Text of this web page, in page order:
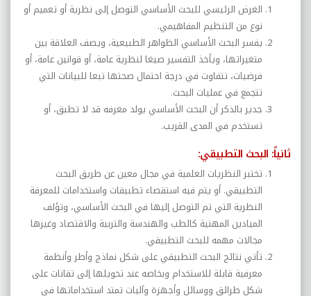
الغرض الرئيسي للبحث الأساسي التوصل إلى نظرية أو تعميم أو
نوع من التنظيم المفاهيمي.
يفسر البحث الأساسي الظواهر الطبيعية، ويصف العلاقة بين
متغيراتها، ويأخذ التفسير صيغا لنظرية عامة، أو قوانين عامة، أو
فرضيات، تتفاوت في درجة احتمال صحتها تبعا للبيانات التي
تتجمع في عمليات البحث.
جدير بالذكر أن البحث الأساسي يولد معرفه قد لا تطبق، أو
تستخدم في المدى القريب.
ثانياً: البحث التطبيقي:
تختبر النظريات العلمية في مجال معين عن طريق البحث
التطبيقي.أو يتم فيه استقصاء تطبيقات واستخدامات للمعرفة
النظرية التي تم التوصل إليها في البحث الأساسي، وتؤلف
الميادين المهنية كالطب والهندسة والتربية والاقتصاد وغيرها
مجالات مهمه للبحث التطبيقي.
تأتي نتائج البحث التطبيقي على شكل نماذج وأطر وأنظمة
معرفية قابلة للاستخدام وبخاصه عند تحويلها إلى تقانات على
شكل طرائق ووسائل وأجهزة وآليات تمتد استخداماتها في